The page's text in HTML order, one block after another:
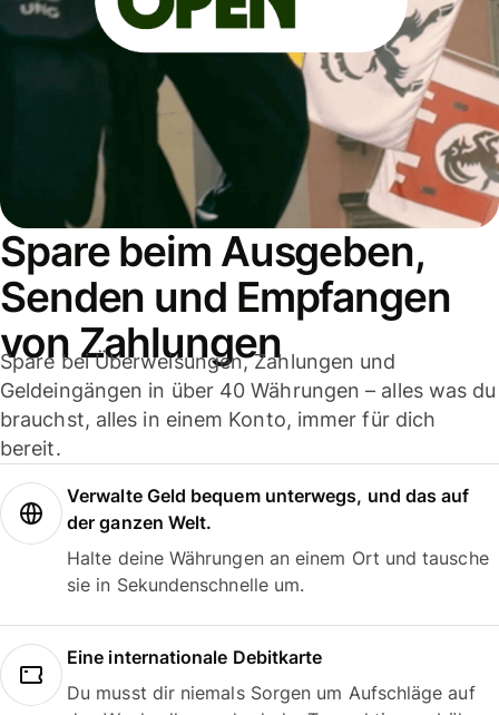
Spare beim Ausgeben,
Senden und Empfangen
von Zahlungen
Spare bei Überweisungen, Zahlungen und
Geldeingängen in über 40 Währungen – alles was du
brauchst, alles in einem Konto, immer für dich
bereit.
Verwalte Geld bequem unterwegs, und das auf
der ganzen Welt.
Halte deine Währungen an einem Ort und tausche
sie in Sekundenschnelle um.
Eine internationale Debitkarte
Du musst dir niemals Sorgen um Aufschläge auf